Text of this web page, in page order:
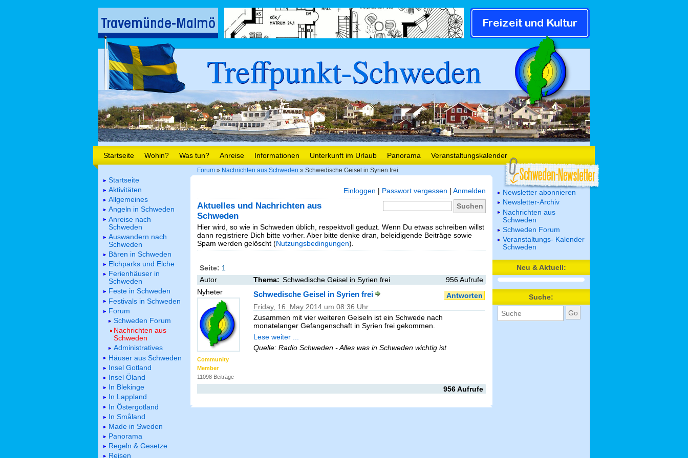
Treffpunkt-Schweden
Startseite Wohin? Was tun? Anreise Informationen Unterkunft im Urlaub Panorama Veranstaltungskalender
Forum » Nachrichten aus Schweden » Schwedische Geisel in Syrien frei
Einloggen | Passwort vergessen | Anmelden
Aktuelles und Nachrichten aus
Schweden
Hier wird, so wie in Schweden üblich, respektvoll geduzt. Wenn Du etwas schreiben willst
dann registriere Dich bitte vorher. Aber bitte denke dran, beleidigende Beiträge sowie
Spam werden gelöscht (Nutzungsbedingungen).
Seite: 1
Autor
Thema: Schwedische Geisel in Syrien frei
956 Aufrufe
Nyheter
Community
Member
11098 Beiträge
Antworten
Schwedische Geisel in Syrien frei
Friday, 16. May 2014 um 08:36 Uhr
Zusammen mit vier weiteren Geiseln ist ein Schwede nach
monatelanger Gefangenschaft in Syrien frei gekommen.
Lese weiter ...
Quelle: Radio Schweden - Alles was in Schweden wichtig ist
956 Aufrufe
Startseite
Aktivitäten
Allgemeines
Angeln in Schweden
Anreise nach
Schweden
Auswandern nach
Schweden
Bären in Schweden
Elchparks und Elche
Ferienhäuser in
Schweden
Feste in Schweden
Festivals in Schweden
Forum
Schweden Forum
Nachrichten aus
Schweden
Administratives
Häuser aus Schweden
Insel Gotland
Insel Öland
In Blekinge
In Lappland
In Östergotland
In Småland
Made in Sweden
Panorama
Regeln & Gesetze
Reisen
Newsletter abonnieren
Newsletter-Archiv
Nachrichten aus
Schweden
Schweden Forum
Veranstaltungs- Kalender
Schweden
Neu & Aktuell:
Suche: